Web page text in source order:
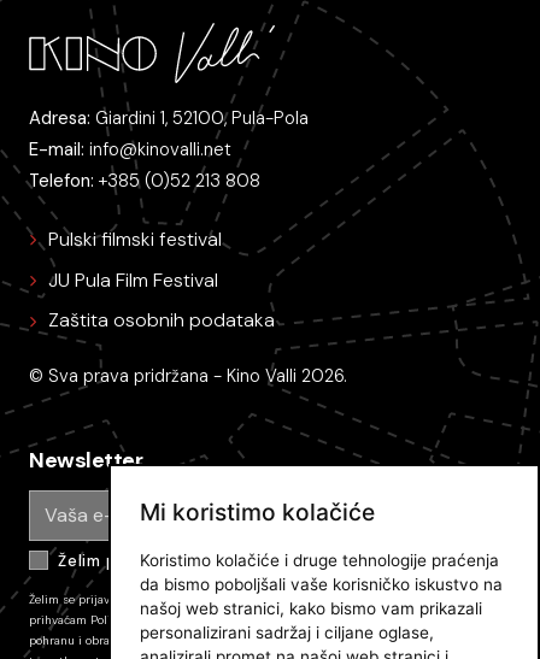
Mi koristimo kolačiće
Koristimo kolačiće i druge tehnologije praćenja
da bismo poboljšali vaše korisničko iskustvo na
našoj web stranici, kako bismo vam prikazali
personalizirani sadržaj i ciljane oglase,
Adresa: Giardini 1, 52100, Pula-Pola
E-mail: info@kinovalli.net
Telefon: +385 (0)52 213 808
Pulski filmski festival
JU Pula Film Festival
Zaštita osobnih podataka
© Sva prava pridržana - Kino Valli 2026.
Newsletter
Želim primati e-mail obavijesti
Želim se prijaviti na newsletter Pulskog filmskog festivala i primati novosti. Prijavom
prihvaćam Politiku zaštite privatnosti JU PFF i dajem svoj pristanak na prikupljanje,
pohranu i obradu podataka koli su tamo opisani. Pretplatu mozete odjaviti u bilo kojem